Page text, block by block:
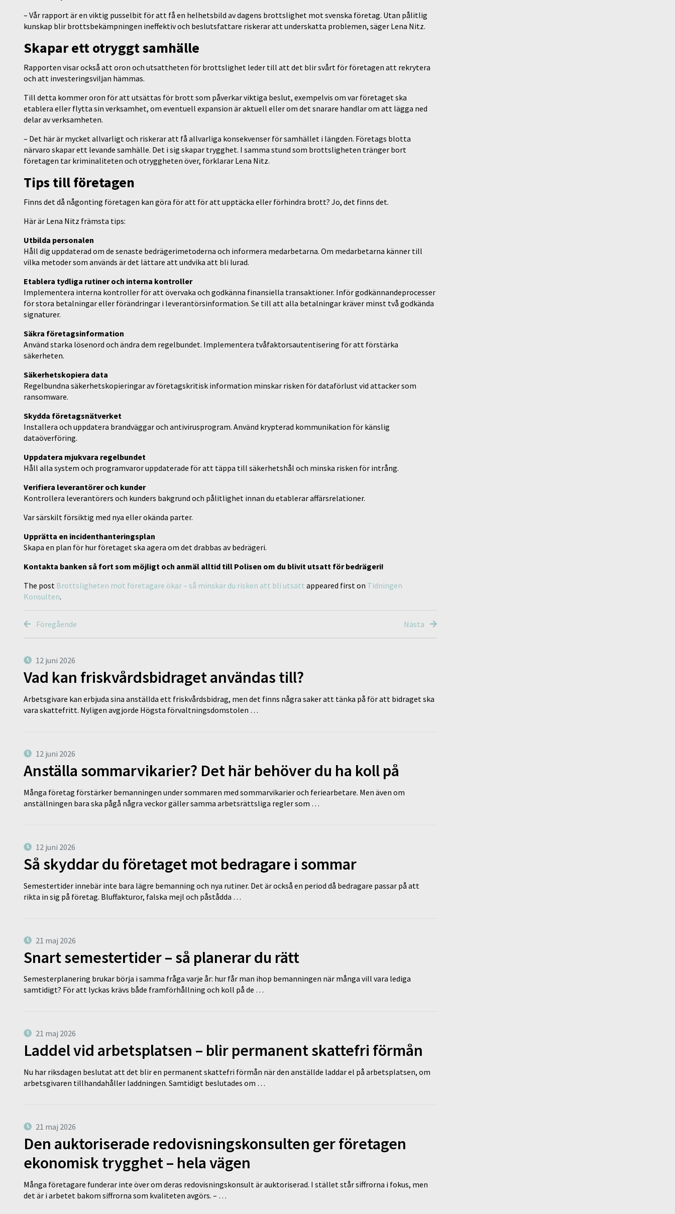
– Vår rapport är en viktig pusselbit för att få en helhetsbild av dagens brottslighet mot svenska företag. Utan pålitlig
kunskap blir brottsbekämpningen ineffektiv och beslutsfattare riskerar att underskatta problemen, säger Lena Nitz.
Skapar ett otryggt samhälle
Rapporten visar också att oron och utsattheten för brottslighet leder till att det blir svårt för företagen att rekrytera
och att investeringsviljan hämmas.
Till detta kommer oron för att utsättas för brott som påverkar viktiga beslut, exempelvis om var företaget ska
etablera eller flytta sin verksamhet, om eventuell expansion är aktuell eller om det snarare handlar om att lägga ned
delar av verksamheten.
– Det här är mycket allvarligt och riskerar att få allvarliga konsekvenser för samhället i längden. Företags blotta
närvaro skapar ett levande samhälle. Det i sig skapar trygghet. I samma stund som brottsligheten tränger bort
företagen tar kriminaliteten och otryggheten över, förklarar Lena Nitz.
Tips till företagen
Finns det då någonting företagen kan göra för att för att upptäcka eller förhindra brott? Jo, det finns det.
Här är Lena Nitz främsta tips:
Utbilda personalen
Håll dig uppdaterad om de senaste bedrägerimetoderna och informera medarbetarna. Om medarbetarna känner till
vilka metoder som används är det lättare att undvika att bli lurad.
Etablera tydliga rutiner och interna kontroller
Implementera interna kontroller för att övervaka och godkänna finansiella transaktioner. Inför godkännandeprocesser
för stora betalningar eller förändringar i leverantörsinformation. Se till att alla betalningar kräver minst två godkända
signaturer.
Säkra företagsinformation
Använd starka lösenord och ändra dem regelbundet. Implementera tvåfaktorsautentisering för att förstärka
säkerheten.
Säkerhetskopiera data
Regelbundna säkerhetskopieringar av företagskritisk information minskar risken för dataförlust vid attacker som
ransomware.
Skydda företagsnätverket
Installera och uppdatera brandväggar och antivirusprogram. Använd krypterad kommunikation för känslig
dataöverföring.
Uppdatera mjukvara regelbundet
Håll alla system och programvaror uppdaterade för att täppa till säkerhetshål och minska risken för intrång.
Verifiera leverantörer och kunder
Kontrollera leverantörers och kunders bakgrund och pålitlighet innan du etablerar affärsrelationer.
Var särskilt försiktig med nya eller okända parter.
Upprätta en incidenthanteringsplan
Skapa en plan för hur företaget ska agera om det drabbas av bedrägeri.
Kontakta banken så fort som möjligt och anmäl alltid till Polisen om du blivit utsatt för bedrägeri!
The post Brottsligheten mot företagare ökar – så minskar du risken att bli utsatt appeared first on Tidningen
Konsulten.
Föregående Nästa
12 juni 2026
Vad kan friskvårdsbidraget användas till?
Arbetsgivare kan erbjuda sina anställda ett friskvårdsbidrag, men det finns några saker att tänka på för att bidraget ska
vara skattefritt. Nyligen avgjorde Högsta förvaltningsdomstolen …
12 juni 2026
Anställa sommarvikarier? Det här behöver du ha koll på
Många företag förstärker bemanningen under sommaren med sommarvikarier och feriearbetare. Men även om
anställningen bara ska pågå några veckor gäller samma arbetsrättsliga regler som …
12 juni 2026
Så skyddar du företaget mot bedragare i sommar
Semestertider innebär inte bara lägre bemanning och nya rutiner. Det är också en period då bedragare passar på att
rikta in sig på företag. Bluffakturor, falska mejl och påstådda …
21 maj 2026
Snart semestertider – så planerar du rätt
Semesterplanering brukar börja i samma fråga varje år: hur får man ihop bemanningen när många vill vara lediga
samtidigt? För att lyckas krävs både framförhållning och koll på de …
21 maj 2026
Laddel vid arbetsplatsen – blir permanent skattefri förmån
Nu har riksdagen beslutat att det blir en permanent skattefri förmån när den anställde laddar el på arbetsplatsen, om
arbetsgivaren tillhandahåller laddningen. Samtidigt beslutades om …
21 maj 2026
Den auktoriserade redovisningskonsulten ger företagen
ekonomisk trygghet – hela vägen
Många företagare funderar inte över om deras redovisningskonsult är auktoriserad. I stället står siffrorna i fokus, men
det är i arbetet bakom siffrorna som kvaliteten avgörs. – …